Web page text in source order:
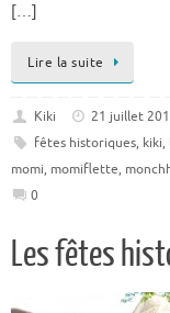
[…]
Lire la suite
Kiki 21 juillet
fêtes historiques, kiki,
momi, momiflette,
0
Les fêtes